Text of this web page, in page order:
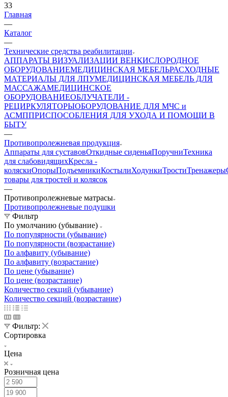
33
Главная
—
Каталог
—
Технические средства реабилитации
АППАРАТЫ ВИЗУАЛИЗАЦИИ ВЕНКИСЛОРОДНОЕ
ОБОРУДОВАНИЕМЕДИЦИНСКАЯ МЕБЕЛЬРАСХОДНЫЕ
МАТЕРИАЛЫ ДЛЯ ЛПУМЕДИЦИНСКАЯ МЕБЕЛЬ ДЛЯ
МАССАЖАМЕДИЦИНСКОЕ
ОБОРУДОВАНИЕОБЛУЧАТЕЛИ -
РЕЦИРКУЛЯТОРЫОБОРУДОВАНИЕ ДЛЯ МЧС и
АСМППРИСПОСОБЛЕНИЯ ДЛЯ УХОДА И ПОМОЩИ В
БЫТУ
—
Противопролежневая продукция
Аппараты для суставовОткидные сиденьяПоручниТехника
для слабовидящихКресла -
коляскиОпорыПодъемникиКостылиХодункиТростиТренажеры
товары для тростей и колясок
—
Противопролежневые матрасы
Противопролежневые подушки
Фильтр
По умолчанию (убывание)
По популярности (убывание)
По популярности (возрастание)
По алфавиту (убывание)
По алфавиту (возрастание)
По цене (убывание)
По цене (возрастание)
Количество секций (убывание)
Количество секций (возрастание)
Фильтр:
Сортировка
Цена
Розничная цена